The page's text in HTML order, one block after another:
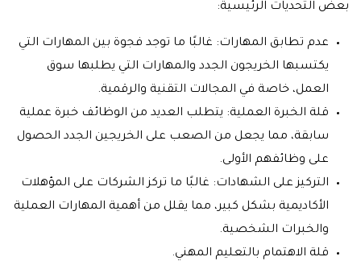
بعض التحديات الرئيسية:
عدم تطابق المهارات: غالبًا ما توجد فجوة بين المهارات التي
يكتسبها الخريجون الجدد والمهارات التي يطلبها سوق
العمل، خاصة في المجالات التقنية والرقمية.
قلة الخبرة العملية: يتطلب العديد من الوظائف خبرة عملية
سابقة، مما يجعل من الصعب على الخريجين الجدد الحصول
على وظائفهم الأولى.
التركيز على الشهادات: غالبًا ما تركز الشركات على المؤهلات
الأكاديمية بشكل كبير، مما يقلل من أهمية المهارات العملية
والخبرات الشخصية.
قلة الاهتمام بالتعليم المهني.